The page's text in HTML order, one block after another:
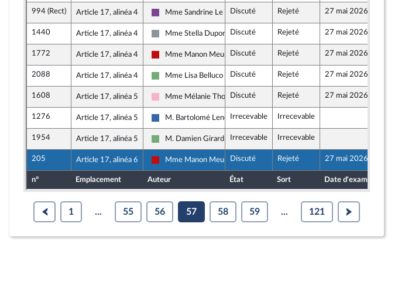
994 (Rect) Article 17, alinéa 4
Ensemble pour la République
Mme Sandrine Le FeurDiscuté Rejeté 27 mai 2026
1440 Article 17, alinéa 4
Non inscrit
Mme Stella Dupont Discuté Rejeté 27 mai 2026
1772 Article 17, alinéa 4
La France insoumise - Nouveau Front Populaire
Mme Manon MeunierDiscuté Rejeté 27 mai 2026
2088 Article 17, alinéa 4
Écologiste et Social
Mme Lisa Belluco Discuté Rejeté 27 mai 2026
1608 Article 17, alinéa 5
Socialistes et apparentés
Mme Mélanie ThominDiscuté Rejeté 27 mai 2026
1276 Article 17, alinéa 5
Union des droites pour la République
M. Bartolomé LenoirIrrecevable Irrecevable
1954 Article 17, alinéa 5
Écologiste et Social
M. Damien Girard Irrecevable Irrecevable
205 Article 17, alinéa 6
La France insoumise - Nouveau Front Populaire
Mme Manon MeunierDiscuté Rejeté 27 mai 2026
n° Emplacement Auteur État Sort Date d'examen
1 ... 55 56 57 58 59 ... 121